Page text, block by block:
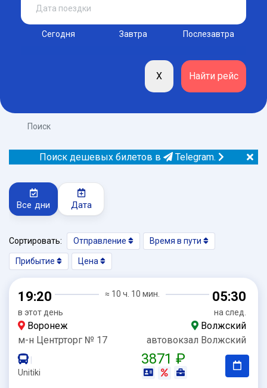
Сегодня Завтра Послезавтра
Поиск
Поиск дешевых билетов в Telegram.
Все дни Дата
Сортировать: Отправление Время в пути
Прибытие Цена
19:20
в этот день
≈ 10 ч. 10 мин. 05:30
на след.
Воронеж
Волжский
м-н Центрторг № 17
автовокзал Волжский
Unitiki
3871 ₽